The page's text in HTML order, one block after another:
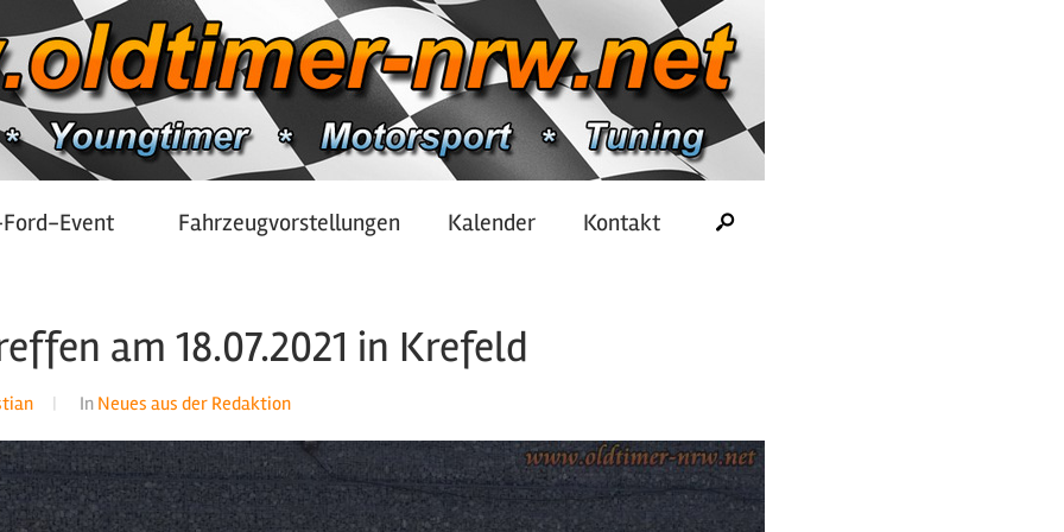
Event Fahrzeugvorstellungen Kalender Kontakt
am 18.07.2021 in Krefeld
In Neues aus der Redaktion